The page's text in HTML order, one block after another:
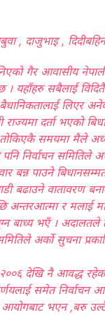
, दाजुभाइ ,
गैर आवासीय
। यहाँहरु सबैलाई
लिएर
दर्ता भएको
तोकिएकै समयमा मैले
पनि निर्वाचन
बन्न पाउने
बढाउने वातावरण
अन्तरआत्मा र मलाई
बाध्य भएँ । अदालतले
अर्को सुचना
देखि नै आवद्ध
समेत निर्वाचन
आयोगबाट भएन ,बरु